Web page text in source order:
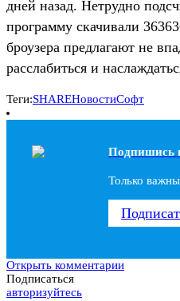
дней назад. Нетрудно
программу скачивали
броузера предлагают не
расслабиться и
Теги:SHAREНовостиСофт
Подпишись
Только
Открыть комментарии
Подписаться
авторизуйтесь